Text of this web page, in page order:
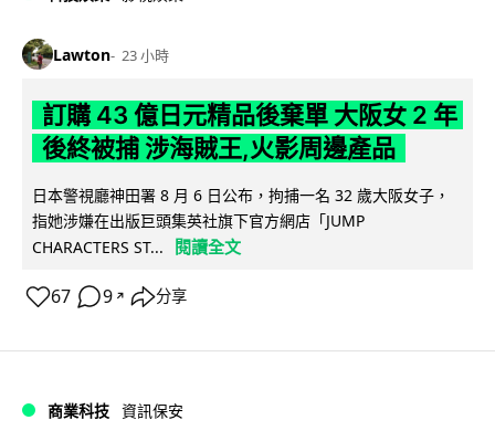
Lawton 23 小時
訂購 43 億日元精品後棄單 大阪女 2 年
後終被捕 涉海賊王,火影周邊產品
日本警視廳神田署 8 月 6 日公布，拘捕一名 32 歲大阪女子，
指她涉嫌在出版巨頭集英社旗下官方網店「JUMP
CHARACTERS ST...
閱讀全文
67 9 ↗ 分享
商業科技 資訊保安